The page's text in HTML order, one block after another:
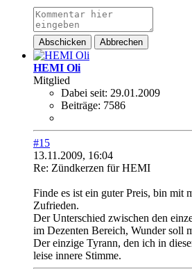
Abschicken Abbrechen
HEMI Oli
Mitglied
Dabei seit: 29.01.2009
Beiträge: 7586
#15
13.11.2009, 16:04
Re: Zündkerzen für HEMI
Finde es ist ein guter Preis, bin mit
Zufrieden.
Der Unterschied zwischen den
im Dezenten Bereich, Wunder soll
Der einzige Tyrann, den ich in
leise innere Stimme.